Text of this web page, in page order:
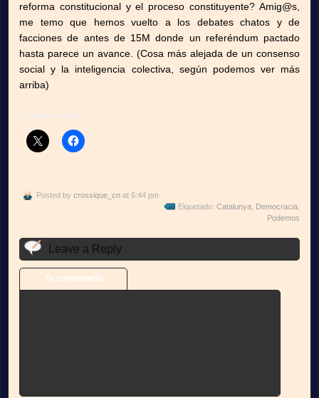
reforma constitucional y el proceso constituyente? Amig@s,
me temo que hemos vuelto a los debates chatos y de
facciones de antes de 15M donde un referéndum pactado
hasta parece un avance. (Cosa más alejada de un consenso
social y la inteligencia colectiva, según podemos ver más
arriba)
Posted by crossique_cn at 6:44 pm
Eiquetado: Catalunya Democracia
Podemos
Leave a Reply
Tu comentario